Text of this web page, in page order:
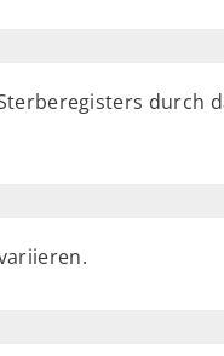
durch